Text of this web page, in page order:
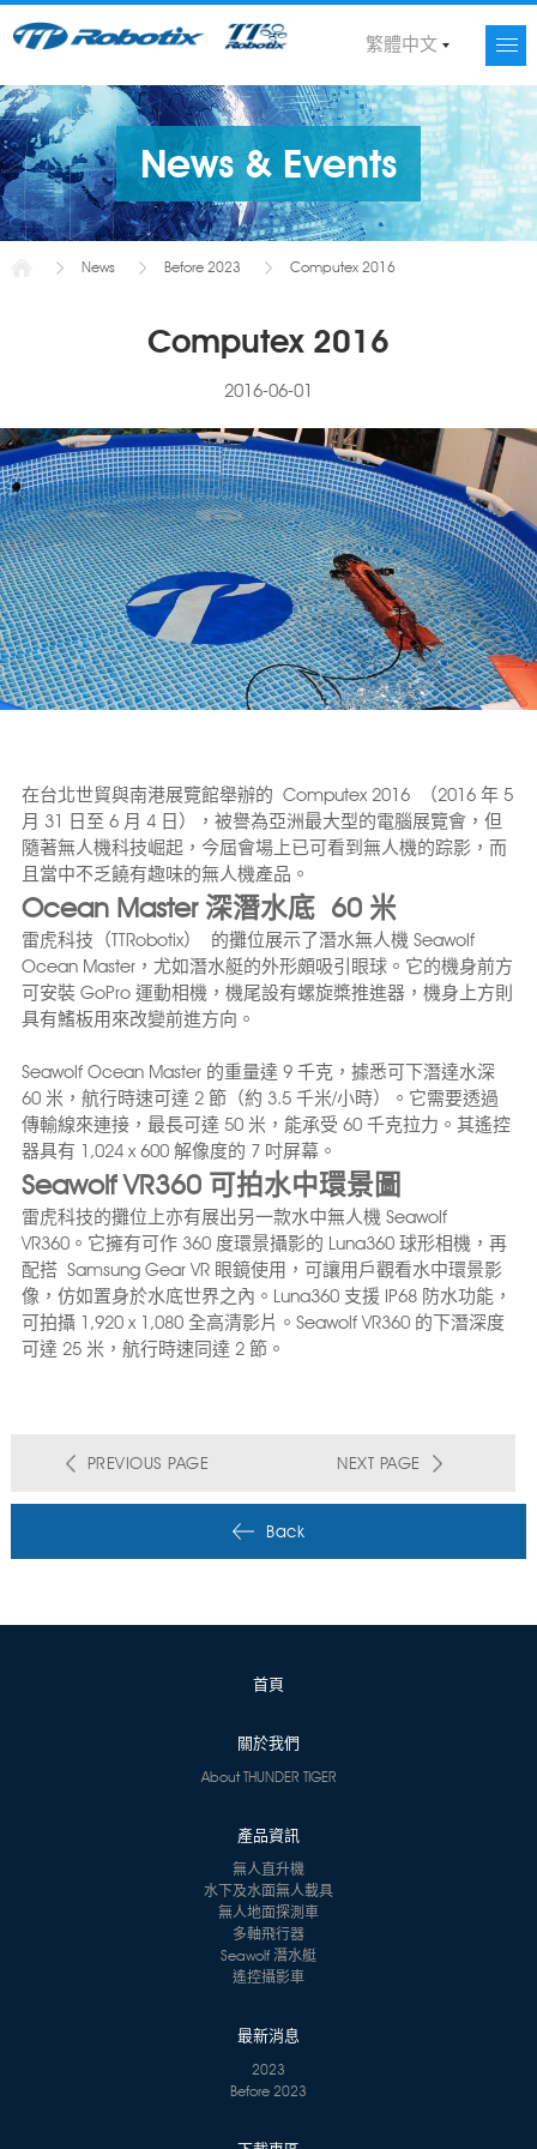
繁體中文
News & Events
News Before 2023 Computex 2016
Computex 2016
2016-06-01
在台北世貿與南港展覽館舉辦的 Computex 2016 （2016 年 5
月 31 日至 6 月 4 日），被譽為亞洲最大型的電腦展覽會，但
隨著無人機科技崛起，今屆會場上已可看到無人機的踪影，而
且當中不乏饒有趣味的無人機產品。
Ocean Master 深潛水底 60 米
雷虎科技（TTRobotix） 的攤位展示了潛水無人機 Seawolf
Ocean Master，尤如潛水艇的外形頗吸引眼球。它的機身前方
可安裝 GoPro 運動相機，機尾設有螺旋槳推進器，機身上方則
具有鰭板用來改變前進方向。
Seawolf Ocean Master 的重量達 9 千克，據悉可下潛達水深
60 米，航行時速可達 2 節（約 3.5 千米/小時）。它需要透過
傳輸線來連接，最長可達 50 米，能承受 60 千克拉力。其遙控
器具有 1,024 x 600 解像度的 7 吋屏幕。
Seawolf VR360 可拍水中環景圖
雷虎科技的攤位上亦有展出另一款水中無人機 Seawolf
VR360。它擁有可作 360 度環景攝影的 Luna360 球形相機，再
配搭 Samsung Gear VR 眼鏡使用，可讓用戶觀看水中環景影
像，仿如置身於水底世界之內。Luna360 支援 IP68 防水功能，
可拍攝 1,920 x 1,080 全高清影片。Seawolf VR360 的下潛深度
可達 25 米，航行時速同達 2 節。
PREVIOUS PAGE NEXT PAGE
Back
首頁
關於我們
About THUNDER TIGER
產品資訊
無人直升機
水下及水面無人載具
無人地面探測車
多軸飛行器
Seawolf 潛水艇
遙控攝影車
最新消息
2023
Before 2023